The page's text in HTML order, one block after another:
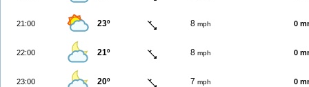
21:00 23º 8 mph 0
22:00 21º 8 mph 0
23:00 20º 7 mph 0